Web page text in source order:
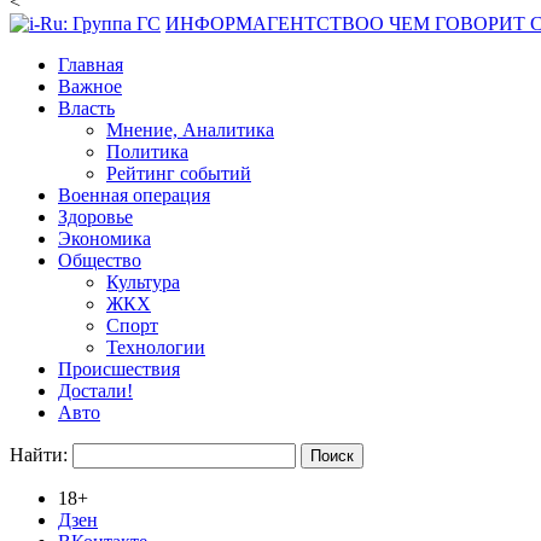
ИНФОРМАГЕНТСТВОО ЧЕМ ГОВОРИТ
Главная
Важное
Власть
Мнение, Аналитика
Политика
Рейтинг событий
Военная операция
Здоровье
Экономика
Общество
Культура
ЖКХ
Спорт
Технологии
Происшествия
Достали!
Авто
Найти:
18+
Дзен